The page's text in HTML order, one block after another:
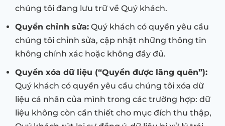
chúng tôi đang lưu trữ về Quý khách.
Quyền chỉnh sửa: Quý khách có quyền yêu cầu
chúng tôi chỉnh sửa, cập nhật những thông tin
không chính xác hoặc không đầy đủ.
Quyền xóa dữ liệu (“Quyền được lãng quên”):
Quý khách có quyền yêu cầu chúng tôi xóa dữ
liệu cá nhân của mình trong các trường hợp: dữ
liệu không còn cần thiết cho mục đích thu thập,